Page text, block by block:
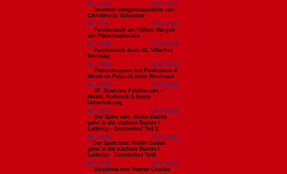
Nr. 18792
29.07.2026
Sommer-Stiegenhausdeko von
Christine B. Schusser
Nr. 18791
29.07.2026
Fotobesuch am frühen Morgen
am Flatschachersee
Nr. 18790
27.07.2026
Fotobesuch beim 81. Villacher
Kirchtag
Nr. 18789
26.07.2026
Frühschoppen mit Feldmesse &
Musik im Festzelt beim Rüsthaus
Nr. 18788
26.07.2026
47. Stadtfest Feldkirchen –
Musik, Kulinarik & beste
Unterhaltung
Nr. 18787
26.07.2026
Der Spirit lebt: Rollin Dudes
geht in die nächste Runde /
Leibnitz - Grottenhof Teil 2
Nr. 18786
26.07.2026
​Der Spirit lebt: Rollin Dudes
geht in die nächste Runde /
Leibnitz - Grottenhof Teil1
Nr. 18785
26.07.2026
Abschied von Pfarrer Charles